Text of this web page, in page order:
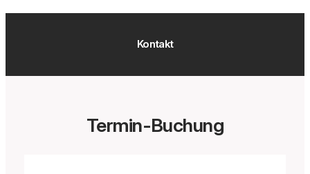
Kontakt
Termin-Buchung